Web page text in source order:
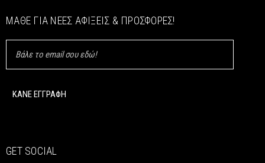
ΜΆΘΕ ΓΙΑ ΝΈΕΣ ΑΦΊΞΕΙΣ & ΠΡΟΣΦΟΡΈΣ!
GET SOCIAL